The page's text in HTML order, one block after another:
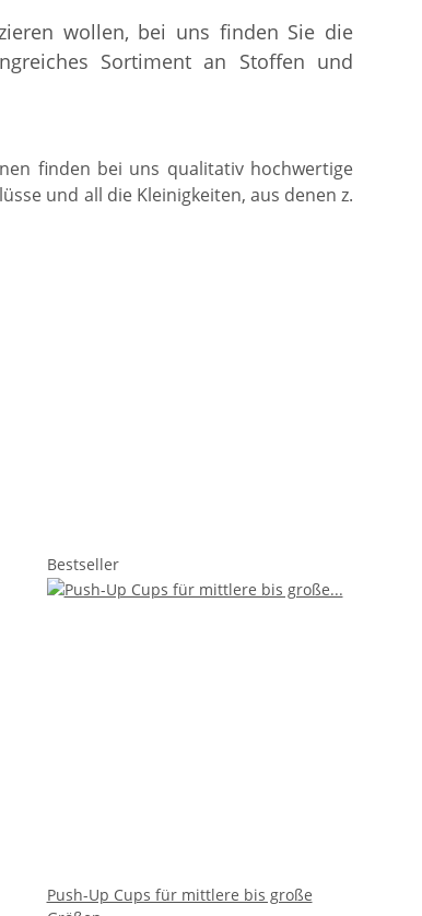
wollen, bei uns finden Sie die
Sortiment an Stoffen und
finden bei uns qualitativ hochwertige
und all die Kleinigkeiten, aus denen z.
Bestseller
Push-Up Cups für mittlere bis große